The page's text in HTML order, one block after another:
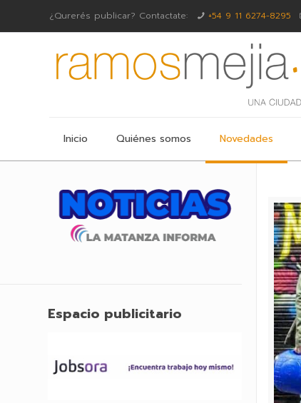
¿Qurerés publicar? Contactate: +54 9 11 6274-8295
Inicio Quiénes somos Novedades
Espacio publicitario